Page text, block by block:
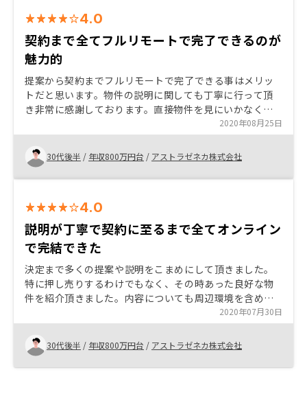
4.0
契約まで全てフルリモートで完了できるのが
魅力的
提案から契約までフルリモートで完了できる事はメリッ
トだと思います。物件の説明に関しても丁寧に行って頂
き非常に感謝しております。直接物件を見にいかなくて
も契約まで考える事ができたのも担当の方がしっかりご
説明いただいたからです。ありがとうございました。 時
折ある不備が気になりました。
2020年08月25日
30代後半 / 年収800万円台 / アストラゼネカ株式会社
4.0
説明が丁寧で契約に至るまで全てオンライン
で完結できた
決定まで多くの提案や説明をこまめにして頂きました。
特に押し売りするわけでもなく、その時あった良好な物
件を紹介頂きました。内容についても周辺環境を含めて
お話しいただきましたので、物件を見ることなく契約ま
で至りました。すべてオンラインでできたということも
非常に助かりました。ありがとうございました。 強いて
言うなら業務手続や事務に関する連絡をもう少し先手を
打ってご連絡いただけましたらうれしいです。
2020年07月30日
30代後半 / 年収800万円台 / アストラゼネカ株式会社